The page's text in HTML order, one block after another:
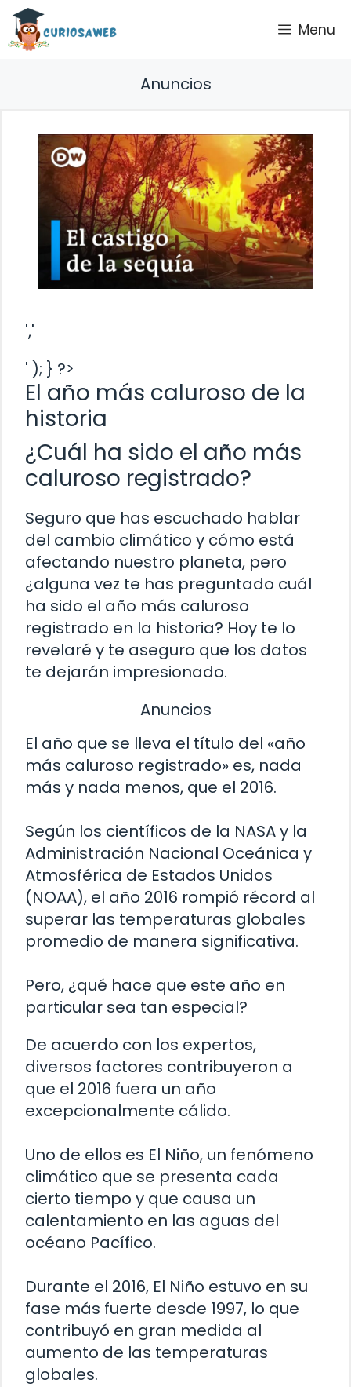
Saltar
contenido
Menu
Anuncios
','
' ); } ?>
El año más caluroso de la
historia
¿Cuál ha sido el año más
caluroso registrado?
Seguro que has escuchado hablar
del cambio climático y cómo está
afectando nuestro planeta, pero
¿alguna vez te has preguntado cuál
ha sido el año más caluroso
registrado en la historia? Hoy te lo
revelaré y te aseguro que los datos
te dejarán impresionado.
Anuncios
El año que se lleva el título del «año
más caluroso registrado» es, nada
más y nada menos, que el 2016.
Según los científicos de la NASA y la
Administración Nacional Oceánica y
Atmosférica de Estados Unidos
(NOAA), el año 2016 rompió récord al
superar las temperaturas globales
promedio de manera significativa.
Pero, ¿qué hace que este año en
particular sea tan especial?
De acuerdo con los expertos,
diversos factores contribuyeron a
que el 2016 fuera un año
excepcionalmente cálido.
Uno de ellos es El Niño, un fenómeno
climático que se presenta cada
cierto tiempo y que causa un
calentamiento en las aguas del
océano Pacífico.
Durante el 2016, El Niño estuvo en su
fase más fuerte desde 1997, lo que
contribuyó en gran medida al
aumento de las temperaturas
globales.